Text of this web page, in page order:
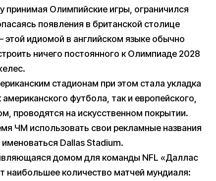
принимая Олимпийские игры, ограничился
появления в британской столице
идиомой в английском языке обычно
ничего постоянного к Олимпиаде 2028
стадионам при этом стала укладка
футбола, так и европейского,
проводятся на искусственном покрытии.
ЧМ использовать свои рекламные названия
Dallas Stadium.
домом для команды NFL «Даллас
наибольшее количество матчей мундиаля: